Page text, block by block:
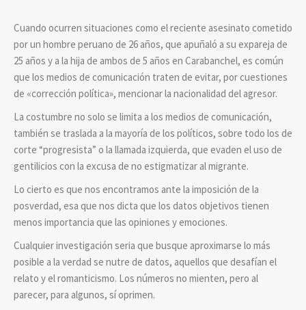
Cuando ocurren situaciones como el reciente asesinato cometido
por un hombre peruano de 26 años, que apuñaló a su expareja de
25 años y a la hija de ambos de 5 años en Carabanchel, es común
que los medios de comunicación traten de evitar, por cuestiones
de «corrección política», mencionar la nacionalidad del agresor.
La costumbre no solo se limita a los medios de comunicación,
también se traslada a la mayoría de los políticos, sobre todo los de
corte “progresista” o la llamada izquierda, que evaden el uso de
gentilicios con la excusa de no estigmatizar al migrante.
Lo cierto es que nos encontramos ante la imposición de la
posverdad, esa que nos dicta que los datos objetivos tienen
menos importancia que las opiniones y emociones.
Cualquier investigación seria que busque aproximarse lo más
posible a la verdad se nutre de datos, aquellos que desafían el
relato y el romanticismo. Los números no mienten, pero al
parecer, para algunos, sí oprimen.